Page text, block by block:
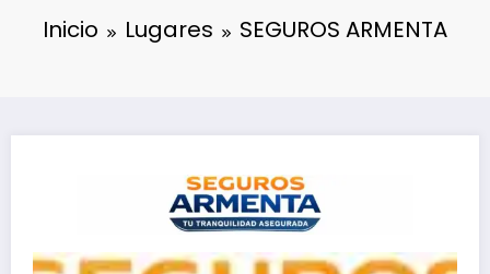
Inicio Lugares SEGUROS ARMENTA